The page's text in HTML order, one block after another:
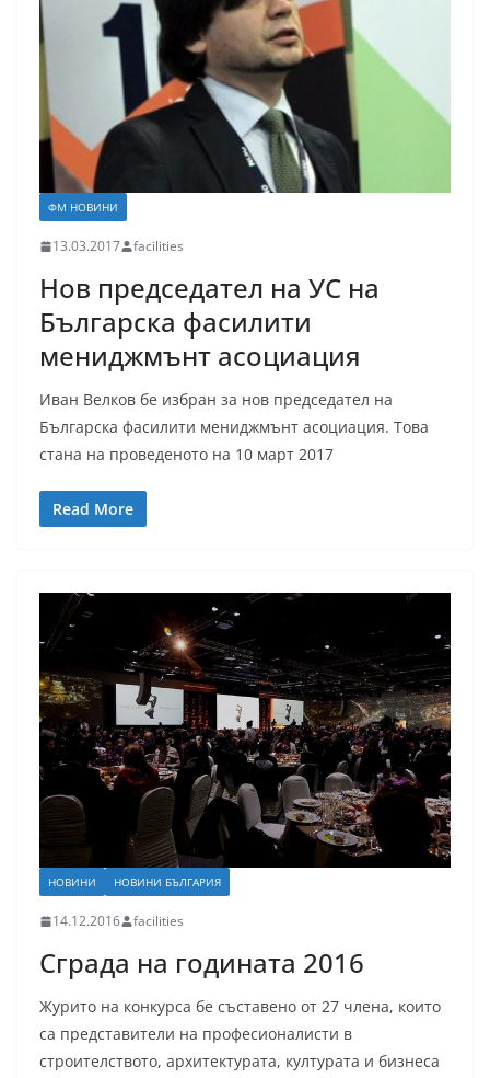
ФМ НОВИНИ
13.03.2017 facilities
Нов председател на УС на
Българска фасилити
мениджмънт асоциация
Иван Велков бе избран за нов председател на
Българска фасилити мениджмънт асоциация. Това
стана на проведеното на 10 март 2017
Read More
НОВИНИ НОВИНИ БЪЛГАРИЯ
14.12.2016 facilities
Сграда на годината 2016
Журито на конкурса бе съставено от 27 члена, които
са представители на професионалисти в
строителството, архитектурата, културата и бизнеса